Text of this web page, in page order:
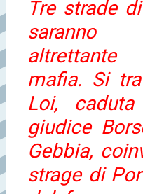
Tre strade
saranno
mafia. Si
Loi, caduta
giudice
Gebbia,
strage di